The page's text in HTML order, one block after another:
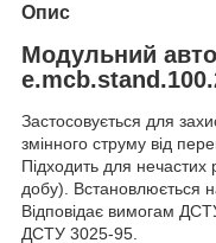
Опис
Модульний
Застосовується для
змінного струму від
Підходить для нечастих
добу). Встановлюється
Відповідає вимогам
ДСТУ 3025-95.